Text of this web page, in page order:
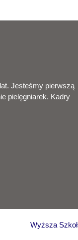
Jesteśmy pierwszą
pielęgniarek. Kadry
Wyższa